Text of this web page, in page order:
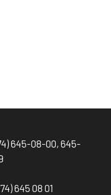
645-08-00, 645-
645 08 01